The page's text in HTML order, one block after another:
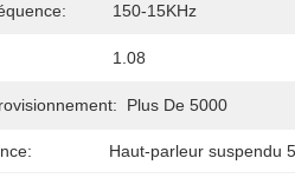
150-15KHz
1.08
Plus De 5000
Haut-parleur suspendu